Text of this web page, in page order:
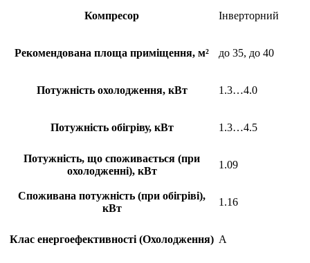
Компресор Інверторний
Рекомендована площа приміщення, м² до 35, до 40
Потужність охолодження, кВт 1.3…4.0
Потужність обігріву, кВт 1.3…4.5
Потужність, що споживається (при
охолодженні), кВт
1.09
Споживана потужність (при обігріві),
кВт
1.16
Клас енергоефективності (Охолодження) A